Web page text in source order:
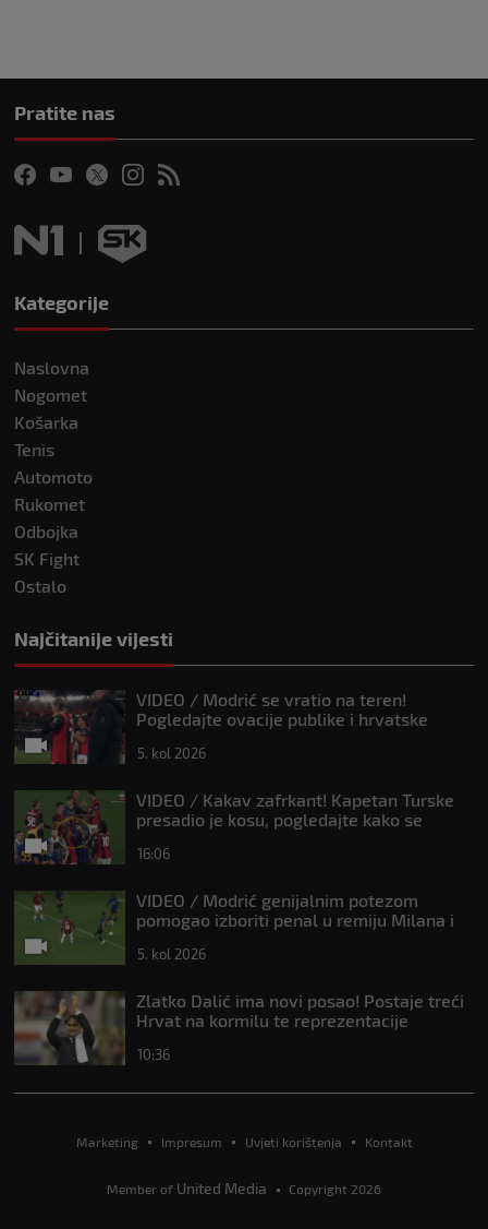
Pratite nas
Kategorije
Naslovna
Nogomet
Košarka
Tenis
Automoto
Rukomet
Odbojka
SK Fight
Ostalo
Najčitanije vijesti
VIDEO / Modrić se vratio na teren!
Pogledajte ovacije publike i hrvatske
5. kol 2026
VIDEO / Kakav zafrkant! Kapetan Turske
presadio je kosu, pogledajte kako se
16:06
VIDEO / Modrić genijalnim potezom
pomogao izboriti penal u remiju Milana i
5. kol 2026
Zlatko Dalić ima novi posao! Postaje treći
Hrvat na kormilu te reprezentacije
10:36
Marketing Impresum Uvjeti korištenja Kontakt
Member of United Media Copyright 2026